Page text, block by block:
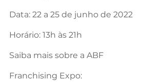
Data: 22 a 25 de junho de 2022
Horário: 13h às 21h
Saiba mais sobre a ABF
Franchising Expo: